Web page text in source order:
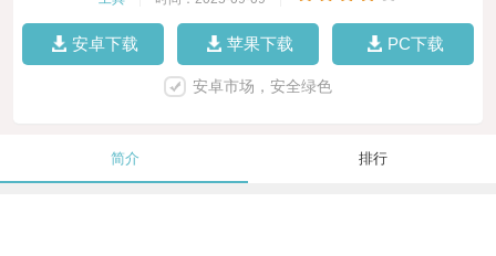
安卓下载 苹果下载 PC下载
安卓市场，安全绿色
简介 排行